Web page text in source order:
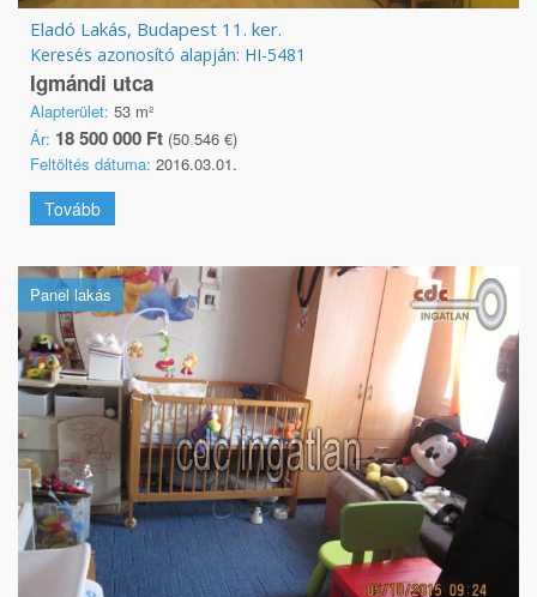
Eladó Lakás, Budapest 11. ker.
Keresés azonosító alapján: HI-5481
Igmándi utca
Alapterület: 53 m²
Ár: 18 500 000 Ft (50 546 €)
Feltöltés dátuma: 2016.03.01.
Tovább
Panel lakás